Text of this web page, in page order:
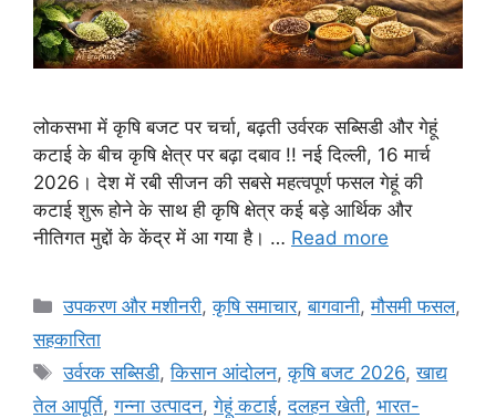
लोकसभा में कृषि बजट पर चर्चा, बढ़ती उर्वरक सब्सिडी और गेहूं
कटाई के बीच कृषि क्षेत्र पर बढ़ा दबाव !! नई दिल्ली, 16 मार्च
2026। देश में रबी सीजन की सबसे महत्वपूर्ण फसल गेहूं की
कटाई शुरू होने के साथ ही कृषि क्षेत्र कई बड़े आर्थिक और
नीतिगत मुद्दों के केंद्र में आ गया है। … Read more
उपकरण और मशीनरी,कृषि समाचार,बागवानी,मौसमी फसल,
सहकारिता
उर्वरक सब्सिडी,किसान आंदोलन,कृषि बजट 2026,खाद्य
तेल आपूर्ति,गन्ना उत्पादन,गेहूं कटाई,दलहन खेती, भारत-